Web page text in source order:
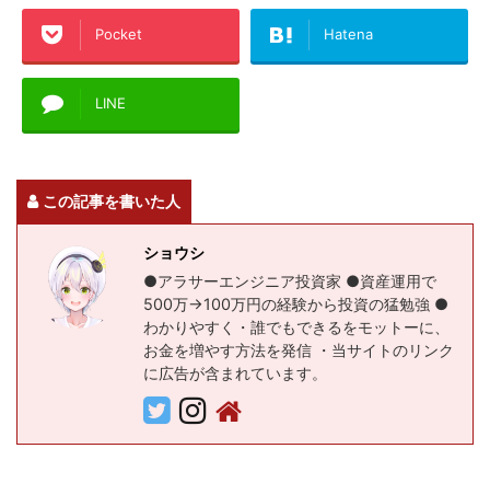
Pocket Hatena
LINE
この記事を書いた人
ショウシ
●アラサーエンジニア投資家 ●資産運用で
500万→100万円の経験から投資の猛勉強 ●
わかりやすく・誰でもできるをモットーに、
お金を増やす方法を発信 ・当サイトのリンク
に広告が含まれています。